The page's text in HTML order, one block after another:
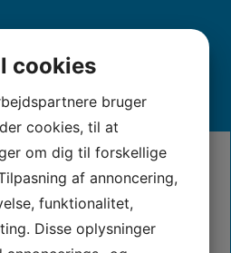
cookies
bruger
cookies, til at
om dig til forskellige
af annoncering,
funktionalitet,
Disse oplysninger